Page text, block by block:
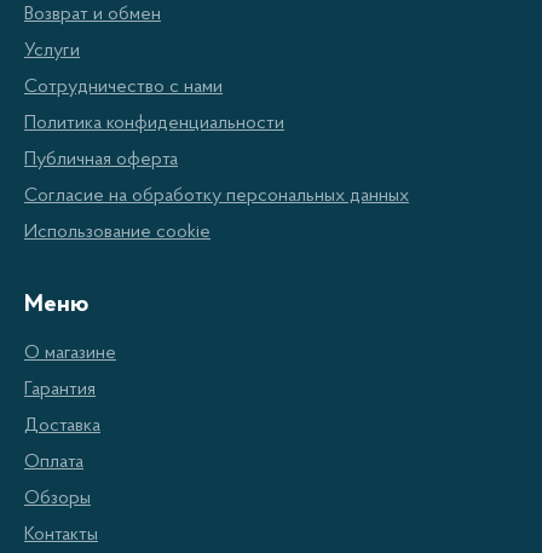
Возврат и обмен
Услуги
Сотрудничество с нами
Политика конфиденциальности
Публичная оферта
Согласие на обработку персональных данных
Использование cookie
Меню
О магазине
Гарантия
Доставка
Оплата
Обзоры
Контакты